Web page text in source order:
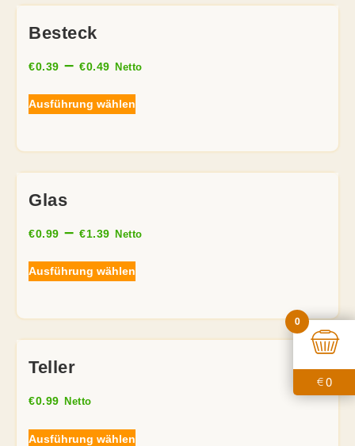
Besteck
€0.39 – €0.49 Netto
Ausführung wählen
Glas
€0.99 – €1.39 Netto
Ausführung wählen
Teller
€0.99 Netto
Ausführung wählen
0
€0